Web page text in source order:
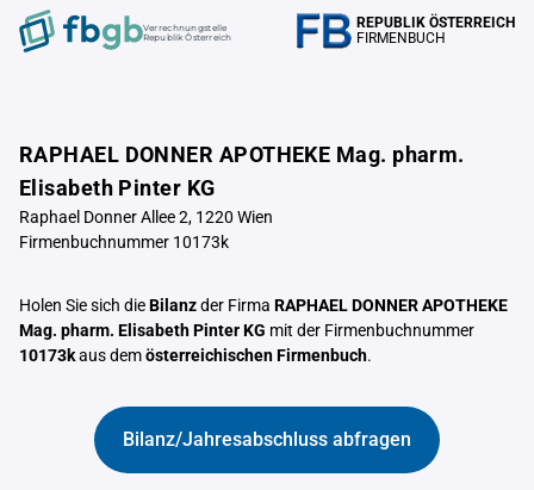
Verrechnungstelle
Republik Österreich
REPUBLIK ÖSTERREICH
FIRMENBUCH
RAPHAEL DONNER APOTHEKE Mag. pharm.
Elisabeth Pinter KG
Raphael Donner Allee 2, 1220 Wien
Firmenbuchnummer 10173k
Holen Sie sich dieBilanzder Firma RAPHAEL DONNER APOTHEKE
Mag. pharm. Elisabeth Pinter KG mit der Firmenbuchnummer
10173kaus demösterreichischen Firmenbuch.
Bilanz/Jahresabschluss abfragen